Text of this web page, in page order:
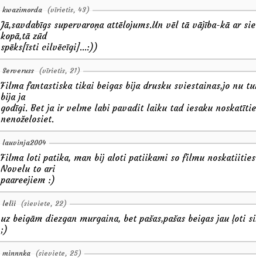
kwazimorda (vīrietis, 43)
Jā,savdabīgs supervaroņa attēlojums.Un vēl tā vājība-kā ar
kopā,tā zūd
spēks[īsti cilvēcīgi]...:))
Serveruss (vīrietis, 21)
Filma fantastiska tikai beigas bija drusku sviestainas,jo nu
bija ja
godīgi. Bet ja ir velme labi pavadit laiku tad iesaku
nenoželosiet.
lauvinja2004
Filma loti patika, man bij aloti patiikami so filmu
Novelu to ari
paareejiem :)
lelii (sieviete, 22)
uz beigām diezgan murgaina, bet pašas,pašas beigas jau ļoti
;)
minnnka (sieviete, 25)